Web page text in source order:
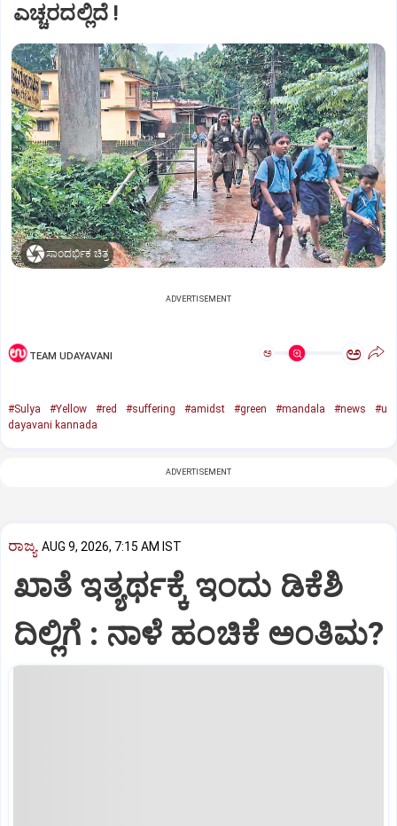
ಎಚ್ಚರದಲ್ಲಿದೆ !
ಸಾಂದರ್ಭಿಕ ಚಿತ್ರ
ADVERTISEMENT
TEAM UDAYAVANI ಅ ಅ
#Sulya #Yellow #red #suffering #amidst #green #mandala #news
#u
dayavani kannada
ADVERTISEMENT
ರಾಜ್ಯ AUG 9, 2026, 7:15 AM IST
ಖಾತೆ ಇತ್ಯರ್ಥಕ್ಕೆ ಇಂದು ಡಿಕೆಶಿ
ದಿಲ್ಲಿಗೆ : ನಾಳೆ ಹಂಚಿಕೆ ಅಂತಿಮ?